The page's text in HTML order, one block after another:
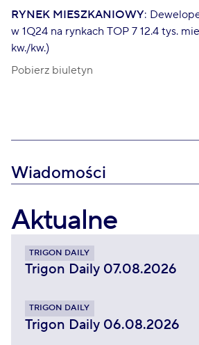
RYNEK MIESZKANIOWY:
w 1Q24 na rynkach TOP 7 12.4 tys.
kw./kw.)
Pobierz biuletyn
Wiadomości
Aktualne
TRIGON DAILY
Trigon Daily 07.08.2026
TRIGON DAILY
Trigon Daily 06.08.2026